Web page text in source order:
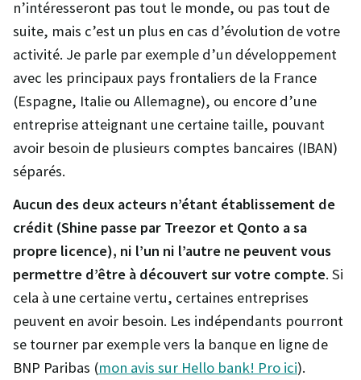
n’intéresseront pas tout le monde, ou pas tout de
suite, mais c’est un plus en cas d’évolution de votre
activité. Je parle par exemple d’un développement
avec les principaux pays frontaliers de la France
(Espagne, Italie ou Allemagne), ou encore d’une
entreprise atteignant une certaine taille, pouvant
avoir besoin de plusieurs comptes bancaires (IBAN)
séparés.
Aucun des deux acteurs n’étant établissement de
crédit (Shine passe par Treezor et Qonto a sa
propre licence), ni l’un ni l’autre ne peuvent vous
permettre d’être à découvert sur votre compte. Si
cela à une certaine vertu, certaines entreprises
peuvent en avoir besoin. Les indépendants pourront
se tourner par exemple vers la banque en ligne de
BNP Paribas (mon avis sur Hello bank! Pro ici).